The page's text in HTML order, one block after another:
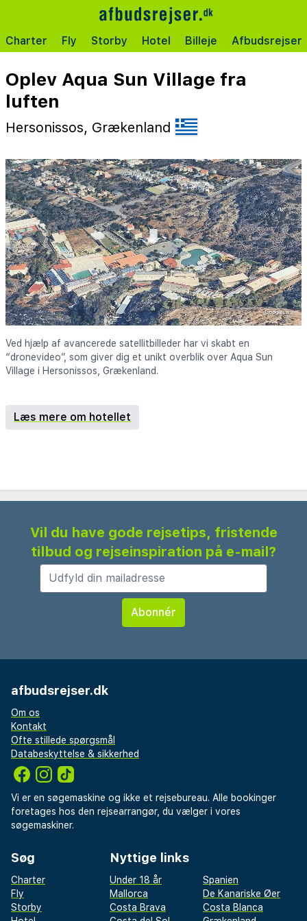
Charter Fly Storby Hotel Billeje Afbudsrejser
Oplev Aqua Sun Village fra
luften
Hersonissos, Grækenland
Ved hjælp af avancerede satellitbilleder har vi skabt en
“dronevideo”, som giver dig et unikt overblik over Aqua Sun
Village i Hersonissos, Grækenland.
Læs mere om hotellet
Vil du have gode rejsetips, fristende
tilbud og rejseinspiration på e-mail?
afbudsrejser.dk
Om os
Kontakt
Ofte stillede spørgsmål
Databeskyttelse & sikkerhed
Vi er en søgemaskine og ikke et rejsebureau. Alle bookinger
foretages hos den rejsearrangør, du vælger i vores
søgemaskiner.
Søg
Charter
Fly
Storby
Nyttige links
Under 18 år
Spanien
Mallorca
De Kanariske Øer
Costa Brava
Costa Blanca